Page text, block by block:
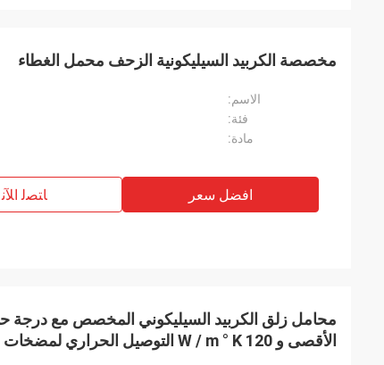
مخصصة الكربيد السيليكونية الزحف محمل الغطاء
الاسم:
فئة:
مادة:
افضل سعر ﺎﺘﺼﻟ ﺍﻶﻧ
الأقصى و 120 W / m ° K التوصيل الحراري لمضخات العدادات